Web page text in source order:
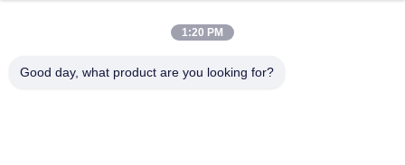
1:20 PM
Good day, what product are you looking for?